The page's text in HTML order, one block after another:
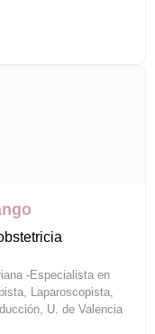
-Especialista en
Laparoscopista,
U. de Valencia